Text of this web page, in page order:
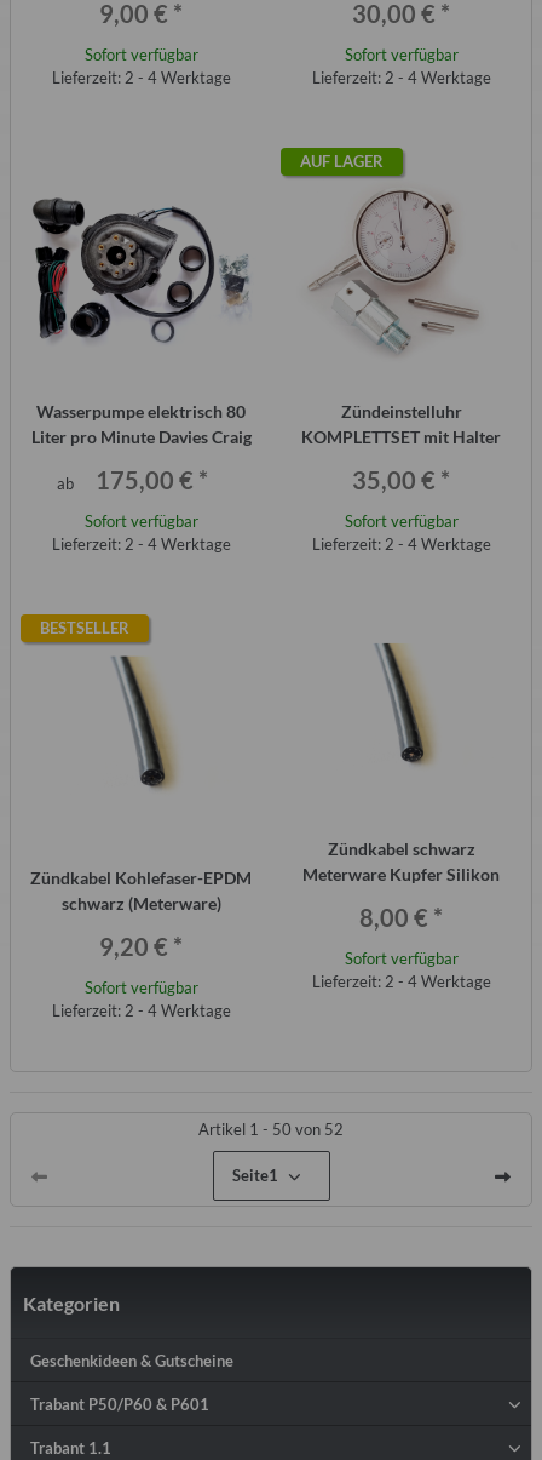
9,00 € *
Sofort verfügbar
Lieferzeit: 2 - 4 Werktage
30,00 € *
Sofort verfügbar
Lieferzeit: 2 - 4 Werktage
Wasserpumpe elektrisch 80
Liter pro Minute Davies Craig
ab 175,00 € *
Sofort verfügbar
Lieferzeit: 2 - 4 Werktage
AUF LAGER
Zündeinstelluhr
KOMPLETTSET mit Halter
35,00 € *
Sofort verfügbar
Lieferzeit: 2 - 4 Werktage
BESTSELLER
Zündkabel Kohlefaser-EPDM
schwarz (Meterware)
9,20 € *
Sofort verfügbar
Lieferzeit: 2 - 4 Werktage
Zündkabel schwarz
Meterware Kupfer Silikon
8,00 € *
Sofort verfügbar
Lieferzeit: 2 - 4 Werktage
Artikel 1 - 50 von 52
Seite1
Kategorien
Geschenkideen & Gutscheine
Trabant P50/P60 & P601
Trabant 1.1